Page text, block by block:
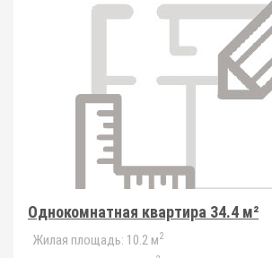
Однокомнатная квартира 34.4 м²
Жилая площадь: 10.2 м2